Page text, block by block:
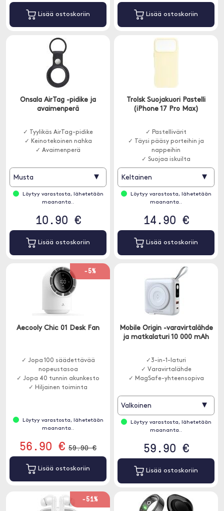
Lisää ostoskoriin Lisää ostoskoriin
Onsala AirTag -pidike ja
avaimenperä
✓ Tyylikäs AirTag-pidike
✓ Keinotekoinen nahka
✓ Avaimenperä
Musta ▾
Löytyy varastosta, lähetetään
maananta..
10.90 €
Lisää ostoskoriin
Trolsk Suojakuori Pastelli
(iPhone 17 Pro Max)
✓ Pastellivärit
✓ Täysi pääsy porteihin ja
nappeihin
✓ Suojaa iskuilta
Keltainen ▾
Löytyy varastosta, lähetetään
maananta..
14.90 €
Lisää ostoskoriin
-5%
Aecooly Chic 01 Desk Fan
✓ Jopa 100 säädettävää
nopeustasoa
✓ Jopa 40 tunnin akunkesto
✓ Hiljainen toiminta
Löytyy varastosta, lähetetään
maananta..
56.90 € 59.90 €
Lisää ostoskoriin
Mobile Origin -varavirtalähde
ja matkalaturi 10 000 mAh
✓3-in-1-laturi
✓ Varavirtalähde
✓ MagSafe-yhteensopiva
Valkoinen ▾
Löytyy varastosta, lähetetään
maananta..
59.90 €
Lisää ostoskoriin
-51%